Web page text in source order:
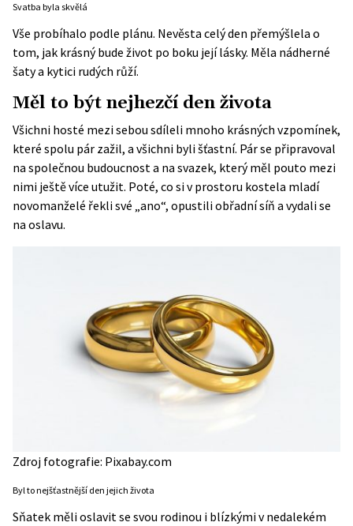
Svatba byla skvělá
Vše probíhalo podle plánu. Nevěsta celý den přemýšlela o
tom, jak krásný bude život po boku její lásky. Měla nádherné
šaty a kytici rudých růží.
Měl to být nejhezčí den života
Všichni hosté mezi sebou sdíleli mnoho krásných vzpomínek,
které spolu pár zažil, a všichni byli šťastní. Pár se připravoval
na společnou budoucnost a na svazek, který měl pouto mezi
nimi ještě více utužit. Poté, co si v prostoru kostela mladí
novomanželé řekli své „ano“, opustili obřadní síň a vydali se
na oslavu.
Zdroj fotografie: Pixabay.com
Byl to nejšťastnější den jejich života
Sňatek měli oslavit se svou rodinou i blízkými v nedalekém